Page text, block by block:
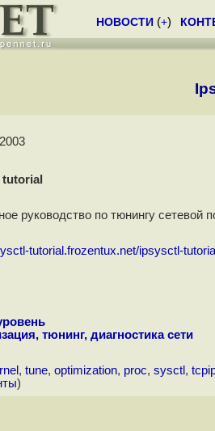
НОВОСТИ (+)
tutorial
руководство по тюнингу сетевой
tutorial.frozentux.net/ipsysctl-
тюнинг, диагностика сети
, tune, optimization, proc, sysctl ,
)